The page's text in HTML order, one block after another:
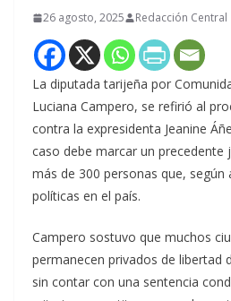
26 agosto, 2025 Redacción Central
La diputada tarijeña por
Luciana Campero, se refirió al
contra la expresidenta Jeanine
caso debe marcar un precedente
más de 300 personas que,
políticas en el país.
Campero sostuvo que muchos
permanecen privados de libertad
sin contar con una sentencia